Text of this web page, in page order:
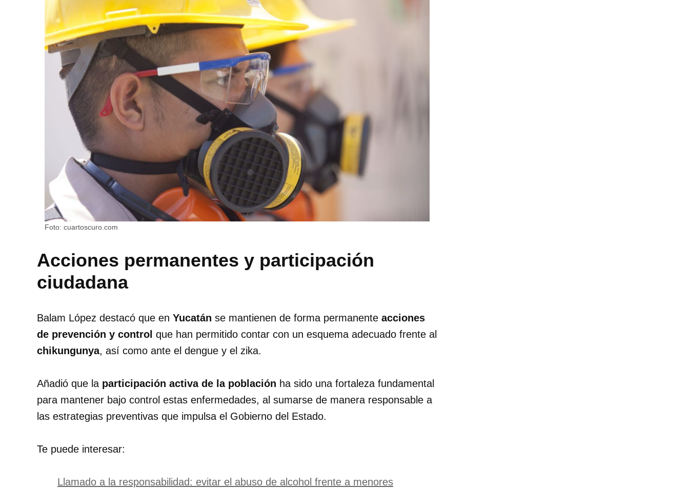
Foto: cuartoscuro.com
Acciones permanentes y participación
ciudadana
Balam López destacó que en Yucatán se mantienen de forma permanente acciones
de prevención y control que han permitido contar con un esquema adecuado frente al
chikungunya, así como ante el dengue y el zika.
Añadió que la participación activa de la población ha sido una fortaleza fundamental
para mantener bajo control estas enfermedades, al sumarse de manera responsable a
las estrategias preventivas que impulsa el Gobierno del Estado.
Te puede interesar:
Llamado a la responsabilidad: evitar el abuso de alcohol frente a menores